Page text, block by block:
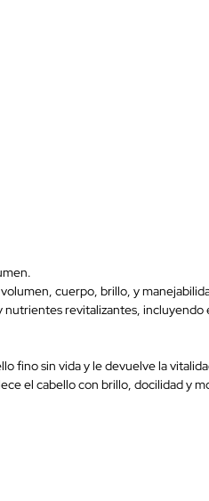
cuerpo, brillo, y
revitalizantes,
fino sin vida y le devuelve la
el cabello con brillo, docilidad y